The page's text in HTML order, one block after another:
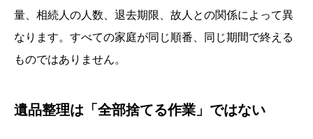
量、相続人の人数、退去期限、故人との関係によって異
なります。すべての家庭が同じ順番、同じ期間で終える
ものではありません。
遺品整理は「全部捨てる作業」ではない